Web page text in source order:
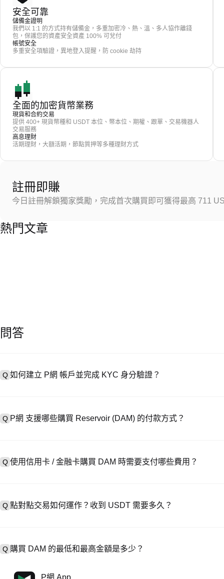
安全可靠
儲備金證明
我們以 1:1 的方式持有儲備金，多重加密冷、熱、溫、多人協作離錢
包，保護您的資產安全資產 100% 可兌付
帳號安全
多重安全項驗證，異地登入提醒，防 cookie 劫持
全面的加密貨幣業務
現貨和合約交易
提供 400+ 現貨幣種和 USDT 本位、幣本位、期權、跟單、交易機器人
交易服務
高息理財
活期理財，大額活期，節點質押等多種理財方式
註冊即賺
今日註冊解鎖獨家獎勵，完成首次購買即可獲得最高 711
熱門文章
問答
Q 如何建立 P網 帳戶並完成 KYC 身分驗證？
Q P網 支援哪些購買 Reservoir (DAM) 的付款方式？
易，提供客製化報價。
Q 使用信用卡 / 金融卡購買 DAM 時需要支付哪些費用？
Q 點對點交易如何運作？收到 USDT 需要多久？
Q 購買 DAM 的最低和最高金額是多少？
最低和最高限額因購買方式和驗證等級而異。信用卡 / 金融卡最低
P網 App